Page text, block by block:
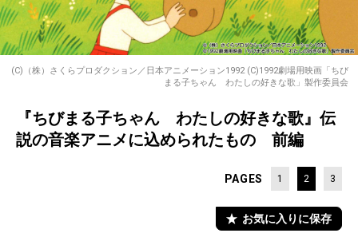
(C)（株）さくらプロダクション／日本アニメーション1992 (C)1992劇場用映画「ちび
まる子ちゃん わたしの好きな歌」製作委員会
『ちびまる子ちゃん わたしの好きな歌』伝
説の音楽アニメに込められたもの 前編
PAGES 1 2 3
お気に入りに保存